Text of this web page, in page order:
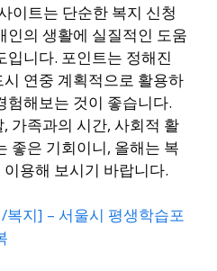
이트는 단순한 복지 신청
인의 생활에 실질적인 도움
입니다. 포인트는 정해진
연중 계획적으로 활용하
험해보는 것이 좋습니다.
가족과의 시간, 사회적 활
좋은 기회이니, 올해는 복
용해 보시기 바랍니다.
지] – 서울시 평생학습포